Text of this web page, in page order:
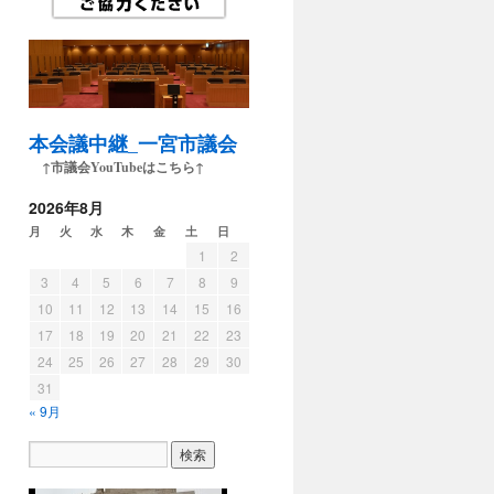
本会議中継_一宮市議会
↑市議会YouTubeはこちら↑
2026年8月
月 火 水 木 金 土 日
1
2
3
4 5 6 7 8
9
10
11 12 13 14 15
16
17
18 19 20 21 22
23
24
25 26 27 28 29
30
31
« 9月